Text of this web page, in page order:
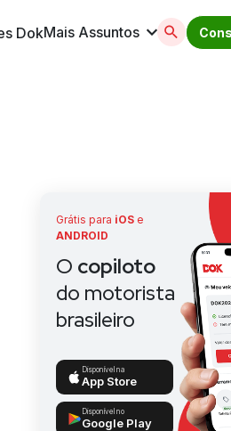
licenciamento, ipva,
DokMais Assuntos
Grátis para iOS e
ANDROID
O copiloto
do motorista
brasileiro
Disponível na
App Store
Disponível no
Google Play